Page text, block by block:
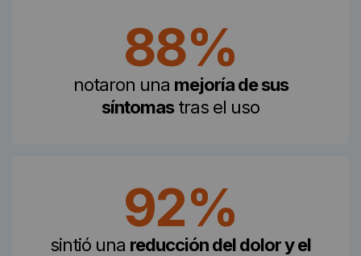
88%
notaron una mejoría de sus
síntomastras el uso
92%
sintió una reducción del dolor y el